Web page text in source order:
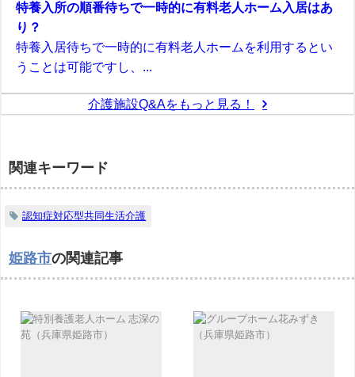
特養入所の順番待ちで一時的に有料老人ホーム入居はあ
り？
特養入居待ちで一時的に有料老人ホームを利用するとい
うことは可能ですし、...
介護施設Q&Aをもっと見る！
関連キーワード
認知症対応型共同生活介護
姫路市の関連記事